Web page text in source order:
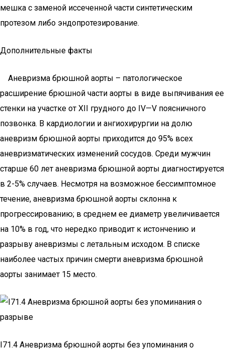
мешка с заменой иссеченной части синтетическим
протезом либо эндопротезирование.
Дополнительные факты
Аневризма брюшной аорты – патологическое
расширение брюшной части аорты в виде выпячивания ее
стенки на участке от XII грудного до IV—V поясничного
позвонка. В кардиологии и ангиохирургии на долю
аневризм брюшной аорты приходится до 95% всех
аневризматических изменений сосудов. Среди мужчин
старше 60 лет аневризма брюшной аорты диагностируется
в 2-5% случаев. Несмотря на возможное бессимптомное
течение, аневризма брюшной аорты склонна к
прогрессированию; в среднем ее диаметр увеличивается
на 10% в год, что нередко приводит к истончению и
разрыву аневризмы с летальным исходом. В списке
наиболее частых причин смерти аневризма брюшной
аорты занимает 15 место.
I71.4 Аневризма брюшной аорты без упоминания о